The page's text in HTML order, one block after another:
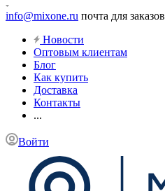
info@mixone.ru почта для заказов
Новости
Оптовым клиентам
Блог
Как купить
Доставка
Контакты
...
Войти